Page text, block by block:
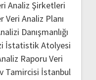
Analiz Şirketleri
Veri Analiz Planı
Danışmanlığı
İstatistik Atolyesi
Raporu Veri
Tamircisi İstanbul